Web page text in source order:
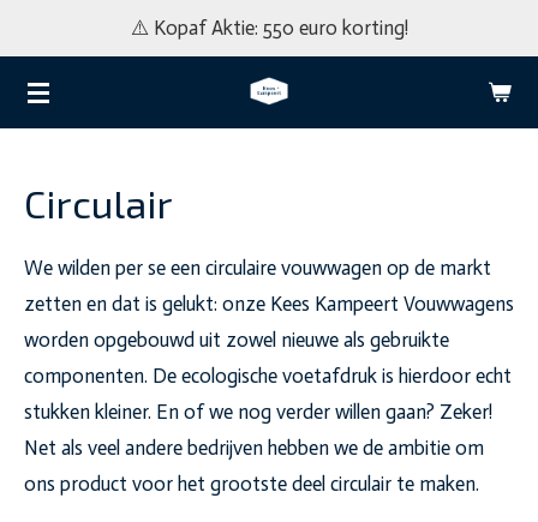
direct
naar
de
⚠️ Kopaf Aktie: 550 euro korting!
Circulair
We wilden per se een circulaire vouwwagen op de markt
zetten en dat is gelukt: onze Kees Kampeert Vouwwagens
worden opgebouwd uit zowel nieuwe als gebruikte
componenten. De ecologische voetafdruk is hierdoor echt
stukken kleiner. En of we nog verder willen gaan? Zeker!
Net als veel andere bedrijven hebben we de ambitie om
ons product voor het grootste deel circulair te maken.